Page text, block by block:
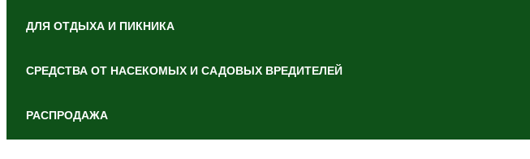
ДЛЯ ОТДЫХА И ПИКНИКА
СРЕДСТВА ОТ НАСЕКОМЫХ И САДОВЫХ ВРЕДИТЕЛЕЙ
РАСПРОДАЖА